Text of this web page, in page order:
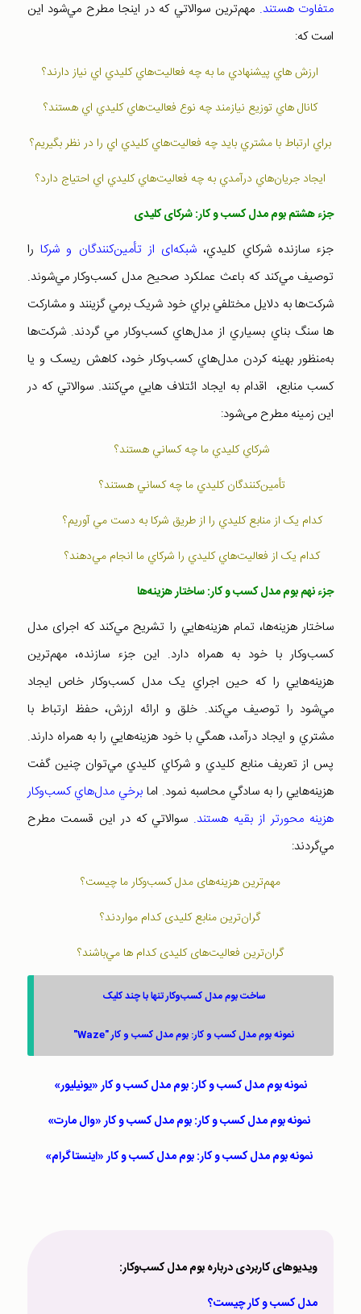
متفاوت هستند. مهم‌ترين سوالاتي که در اينجا مطرح مي‌شود اين
است که:
ارزش هاي پيشنهادي ما به چه فعاليت‌هاي کليدي اي نياز دارند؟
کانال هاي توزيع نيازمند چه نوع فعاليت‌هاي کليدي اي هستند؟
براي ارتباط با مشتري بايد چه فعاليت‌هاي کليدي اي را در نظر بگيريم؟
ايجاد جريان‌هاي درآمدي به چه فعاليت‌هاي کليدي اي احتياج دارد؟
جزء هشتم بوم مدل کسب و کار: شرکای کليدی
جزء سازنده شرکاي کليدي، شبکه‌ای از تأمين‌کنندگان و شرکا را
توصيف مي‌کند که باعث عملکرد صحيح مدل کسب‌وکار مي‌شوند.
شرکت‌ها به دلايل مختلفي براي خود شريک برمي گزينند و مشارکت
ها سنگ بناي بسياري از مدل‌هاي کسب‌وکار مي گردند. شرکت‌ها
به‌منظور بهينه کردن مدل‌هاي کسب‌وکار خود، کاهش ريسک و يا
کسب منابع، اقدام به ايجاد ائتلاف هايي مي‌کنند. سوالاتي که در
اين زمينه مطرح می‌شود:
شرکاي کليدي ما چه کساني هستند؟
تأمين‌کنندگان کليدي ما چه کساني هستند؟
کدام يک از منابع کليدي را از طريق شرکا به دست مي آوريم؟
کدام يک از فعاليت‌هاي کليدي را شرکاي ما انجام مي‌دهند؟
جزء نهم بوم مدل کسب و کار: ساختار هزينه‌ها
ساختار هزينه‌ها، تمام هزينه‌هايي را تشريح مي‌کند که اجرای مدل
کسب‌وکار با خود به همراه دارد. اين جزء سازنده، مهم‌ترين
هزينه‌هايي را که حين اجراي يک مدل کسب‌وکار خاص ايجاد
مي‌شود را توصيف مي‌کند. خلق و ارائه ارزش، حفظ ارتباط با
مشتري و ايجاد درآمد، همگي با خود هزينه‌هايي را به همراه دارند.
پس از تعريف منابع کليدي و شرکاي کليدي مي‌توان چنين گفت
هزينه‌هايي را به سادگي محاسبه نمود. اما برخي مدل‌هاي کسب‌وکار
هزينه محورتر از بقيه هستند. سوالاتي که در اين قسمت مطرح
مي‌گردند:
مهم‌ترين هزينه‌های مدل کسب‌وکار ما چيست؟
گران‌ترين منابع کليدی کدام مواردند؟
گران‌ترين فعاليت‌های کليدی کدام ها مي‌باشند؟
ساخت بوم مدل کسب‌و‌کار تنها با چند کلیک
نمونه بوم مدل کسب و کار: بوم مدل کسب و کار "Waze"
نمونه بوم مدل کسب و کار: بوم مدل کسب و کار «یونیلیور»
نمونه بوم مدل کسب و کار: بوم مدل کسب و کار «وال مارت»
نمونه بوم مدل کسب و کار: بوم مدل کسب و کار «اینستاگرام»
ويديوهای کاربردی درباره بوم مدل کسب‌وکار:
مدل کسب و کار چيست؟